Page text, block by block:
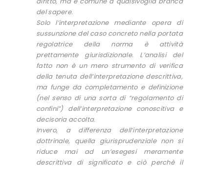
del sapere.
Solo l’interpretazione mediante opera di
sussunzione del caso concreto nella portata
regolatrice della norma è attività
prettamente giurisdizionale. L’analisi del
fatto non è un mero strumento di verifica
della tenuta dell’interpretazione descrittiva,
ma funge da completamento e definizione
(nel senso di una sorta di “regolamento di
confini”) dell’interpretazione conoscitiva e
decisoria accolta.
Invero, a differenza dell’interpretazione
dottrinale, quella giurisprudenziale non si
riduce mai ad un’esegesi meramente
descrittiva di significato e ciò perchè il